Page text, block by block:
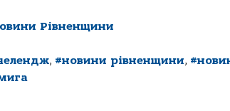
Рівненщини
, #новини рівненщини,